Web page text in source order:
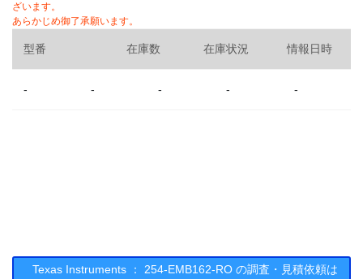
ざいます。
あらかじめ御了承願います。
型番 在庫数 在庫状況 情報日時
- - - - -
Texas Instruments ： 254-EMB162-RO の調査・見積依頼は